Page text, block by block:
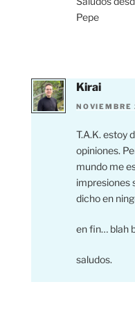
Pepe
Kirai
T.A.K. estoy
opiniones.
mundo me
impresiones
dicho en
en fin… blah
saludos.